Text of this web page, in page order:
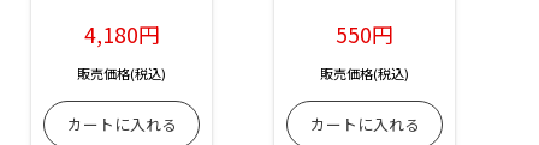
4,180円
販売価格(税込)
550円
販売価格(税込)